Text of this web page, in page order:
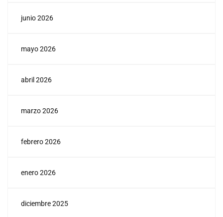
junio 2026
mayo 2026
abril 2026
marzo 2026
febrero 2026
enero 2026
diciembre 2025